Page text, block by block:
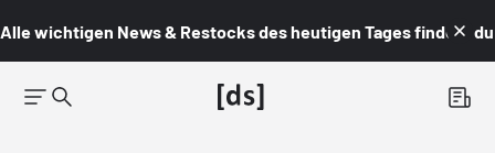
Alle wichtigen News & Restocks des heutigen Tages findest du